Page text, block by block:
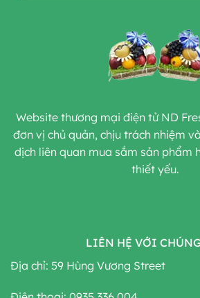
Website thương mại điện tử ND
đơn vị chủ quản, chịu trách nhiệm
dịch liên quan mua sắm sản phẩm
thiết yếu.
LIÊN HỆ VỚI
Địa chỉ: 59 Hùng Vương Street